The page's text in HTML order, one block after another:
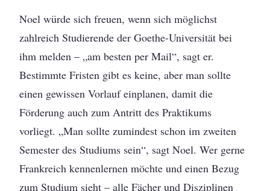
Noel würde sich freuen, wenn sich möglichst
zahlreich Studierende der Goethe-Universität bei
ihm melden – „am besten per Mail“, sagt er.
Bestimmte Fristen gibt es keine, aber man sollte
einen gewissen Vorlauf einplanen, damit die
Förderung auch zum Antritt des Praktikums
vorliegt. „Man sollte zumindest schon im zweiten
Semester des Studiums sein“, sagt Noel. Wer gerne
Frankreich kennenlernen möchte und einen Bezug
zum Studium sieht – alle Fächer und Disziplinen